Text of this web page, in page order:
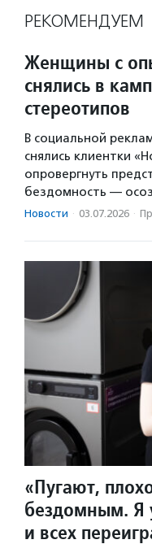
РЕКОМЕНДУЕМ
Женщины с
снялись в
стереотипов
В социальной
снялись клиентки
опровергнуть
бездомность —
Новости · 03.07.2026 ·
«Пугают,
бездомным. Я
и всех